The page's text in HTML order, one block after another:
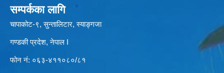
सम्पर्कका लागि
चापाकोट-९, सुन्तालिटार, स्याङ्गजा
गण्डकी प्रदेश, नेपाल I
फोन नं: ०६३-४११०८०/८१